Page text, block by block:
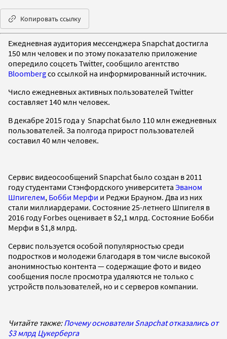
Копировать ссылку
Ежедневная аудитория мессенджера Snapchat достигла
150 млн человек и по этому показателю приложение
опередило соцсеть Twitter, сообщило агентство
Bloombergсо ссылкой на информированный источник.
Число ежедневных активных пользователей Twitter
составляет 140 млн человек.
В декабре 2015 года у Snapchat было 110 млн ежедневных
пользователей. За полгода прирост пользователей
составил 40 млн человек.
Сервис видеосообщений Snapchat было создан в 2011
году студентами Стэнфордского университета Эваном
Шпигелем, Бобби Мерфи и Реджи Брауном. Два из них
стали миллиардерами. Состояние 25-летнего Шпигеля в
2016 году Forbes оценивает в $2,1 млрд. Состояние Бобби
Мерфи в $1,8 млрд.
Сервис пользуется особой популярностью среди
подростков и молодежи благодаря в том числе высокой
анонимностью контента — содержащие фото и видео
сообщения после просмотра удаляются не только с
устройств пользователей, но и с серверов компании.
Читайте также:Почему основатели Snapchat отказались от
$3 млрд Цукерберга